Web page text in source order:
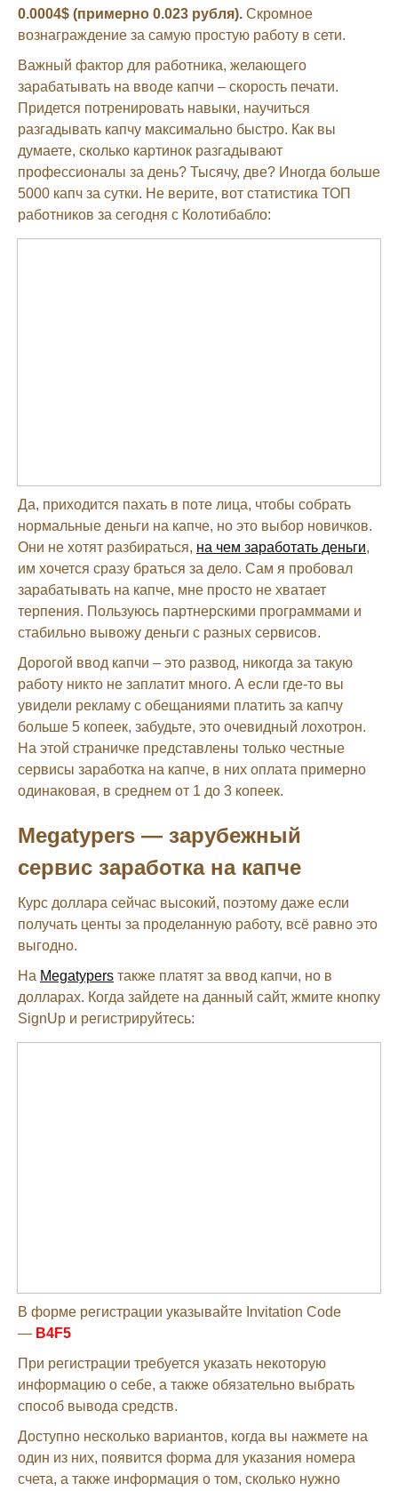
0.0004$ (примерно 0.023 рубля). Скромное
вознаграждение за самую простую работу в сети.
Важный фактор для работника, желающего
зарабатывать на вводе капчи – скорость печати.
Придется потренировать навыки, научиться
разгадывать капчу максимально быстро. Как вы
думаете, сколько картинок разгадывают
профессионалы за день? Тысячу, две? Иногда больше
5000 капч за сутки. Не верите, вот статистика ТОП
работников за сегодня с Колотибабло:
Да, приходится пахать в поте лица, чтобы собрать
нормальные деньги на капче, но это выбор новичков.
Они не хотят разбираться, на чем заработать деньги,
им хочется сразу браться за дело. Сам я пробовал
зарабатывать на капче, мне просто не хватает
терпения. Пользуюсь партнерскими программами и
стабильно вывожу деньги с разных сервисов.
Дорогой ввод капчи – это развод, никогда за такую
работу никто не заплатит много. А если где-то вы
увидели рекламу с обещаниями платить за капчу
больше 5 копеек, забудьте, это очевидный лохотрон.
На этой страничке представлены только честные
сервисы заработка на капче, в них оплата примерно
одинаковая, в среднем от 1 до 3 копеек.
Megatypers — зарубежный
сервис заработка на капче
Курс доллара сейчас высокий, поэтому даже если
получать центы за проделанную работу, всё равно это
выгодно.
На Megatypers также платят за ввод капчи, но в
долларах. Когда зайдете на данный сайт, жмите кнопку
SignUp и регистрируйтесь:
В форме регистрации указывайте Invitation Code
— B4F5
При регистрации требуется указать некоторую
информацию о себе, а также обязательно выбрать
способ вывода средств.
Доступно несколько вариантов, когда вы нажмете на
один из них, появится форма для указания номера
счета, а также информация о том, сколько нужно